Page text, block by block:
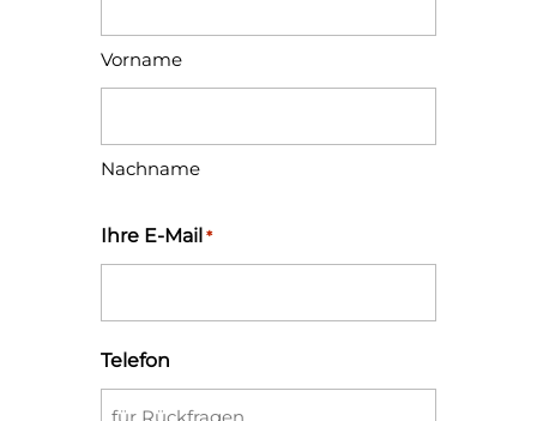
Vorname
Nachname
Ihre E-Mail *
Telefon